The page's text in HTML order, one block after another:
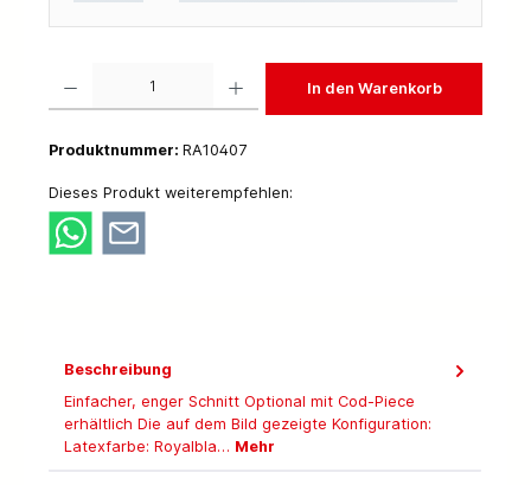
In den Warenkorb
Produktnummer: RA10407
Dieses Produkt weiterempfehlen:
Beschreibung
Einfacher, enger Schnitt Optional mit Cod-Piece
erhältlich Die auf dem Bild gezeigte Konfiguration:
Latexfarbe: Royalbla… Mehr